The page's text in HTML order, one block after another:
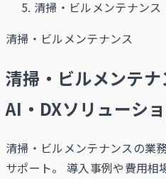
清掃・ビルメンテナンス
清掃・ビルメンテナンス
清掃・ビルメンテ
AI・DXソリューシ
清掃・ビルメンテナンスの業
サポート。 導入事例や費用相